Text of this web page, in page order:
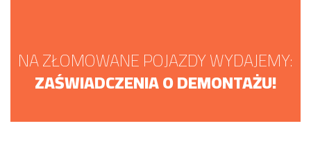
NA ZŁOMOWANE POJAZDY WYDAJEMY:
ZAŚWIADCZENIA O DEMONTAŻU!